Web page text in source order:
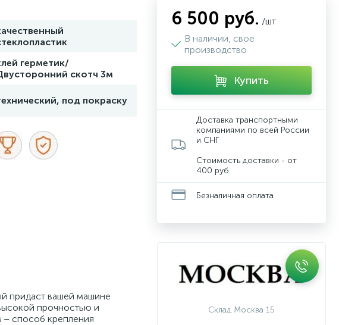
герметик/
скотч 3м
под покраску
придаст вашей машине
прочностью и
– способ крепления
6 500 руб. /шт
В наличии, свое
производство
Купить
Доставка транспортными
компаниями по всей России
и СНГ
Стоимость доставки - от
400 руб
Безналичная оплата
Склад Москва 15